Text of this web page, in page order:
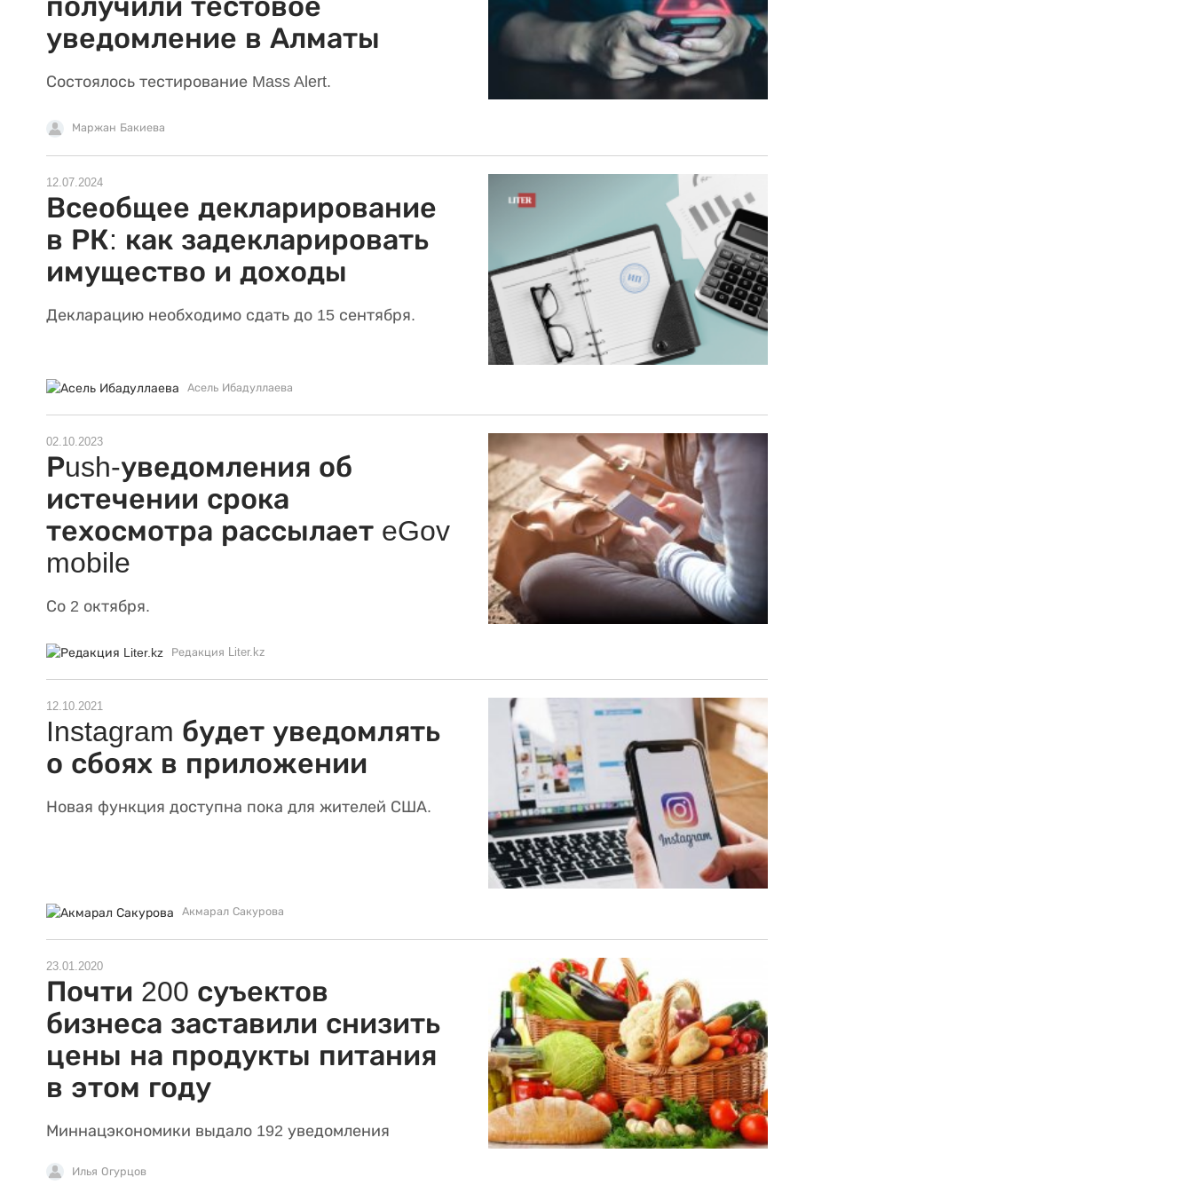
получили тестовое
уведомление в Алматы
Состоялось тестирование Mass Alert.
Маржан Бакиева
12.07.2024
Всеобщее декларирование
в РК: как задекларировать
имущество и доходы
Декларацию необходимо сдать до 15 сентября.
Асель Ибадуллаева
02.10.2023
Рush-уведомления об
истечении срока
техосмотра рассылает eGov
mobile
Со 2 октября.
Редакция Liter.kz
12.10.2021
Instagram будет уведомлять
о сбоях в приложении
Новая функция доступна пока для жителей США.
Акмарал Сакурова
23.01.2020
Почти 200 суъектов
бизнеса заставили снизить
цены на продукты питания
в этом году
Миннацэкономики выдало 192 уведомления
Илья Огурцов